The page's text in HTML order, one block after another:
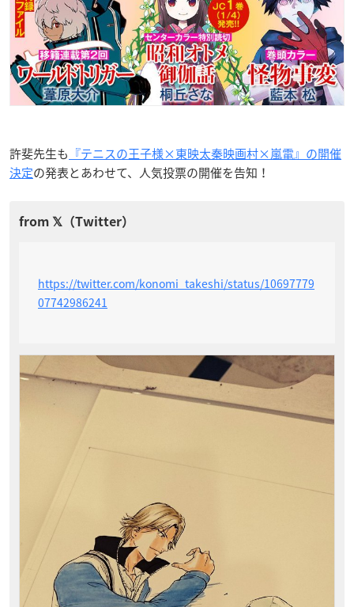
許斐先生も 『テニスの王子様×東映太秦映画村×嵐電』の開催
決定の発表とあわせて、人気投票の開催を告知！
https://twitter.com/konomi_takeshi/status/10697779
07742986241